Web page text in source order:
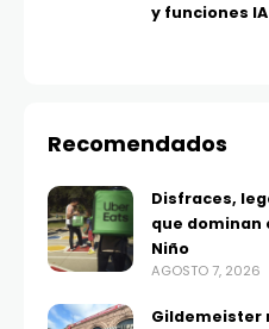
y funciones
Recomendados
Disfraces,
que dominan
Niño
AGOSTO 7, 2026
Gildemeister